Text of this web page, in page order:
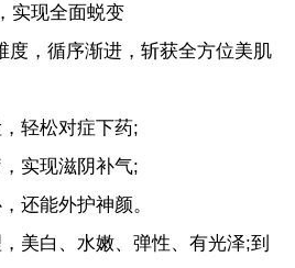
现全面蜕变
，循序渐进，斩获全方位美肌
轻松对症下药;
实现滋阴补气;
能外护神颜。
白、水嫩、弹性、有光泽;到